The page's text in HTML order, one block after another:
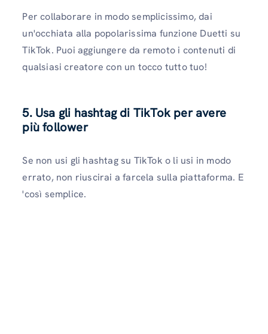
Per collaborare in modo semplicissimo, dai
un'occhiata alla popolarissima funzione Duetti su
TikTok. Puoi aggiungere da remoto i contenuti di
qualsiasi creatore con un tocco tutto tuo!
5. Usa gli hashtag di TikTok per avere
più follower
Se non usi gli hashtag su TikTok o li usi in modo
errato, non riuscirai a farcela sulla piattaforma. E
'così semplice.